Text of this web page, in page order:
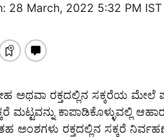
28 March, 2022 5:32 PM IST
ರಕ್ತದಲ್ಲಿನ ಸಕ್ಕರೆಯ ಮೇಲೆ
ಮಟ್ಟವನ್ನು ಕಾಪಾಡಿಕೊಳ್ಳುವಲ್ಲಿ
ಅಂಶಗಳು ರಕ್ತದಲ್ಲಿನ ಸಕ್ಕರೆ